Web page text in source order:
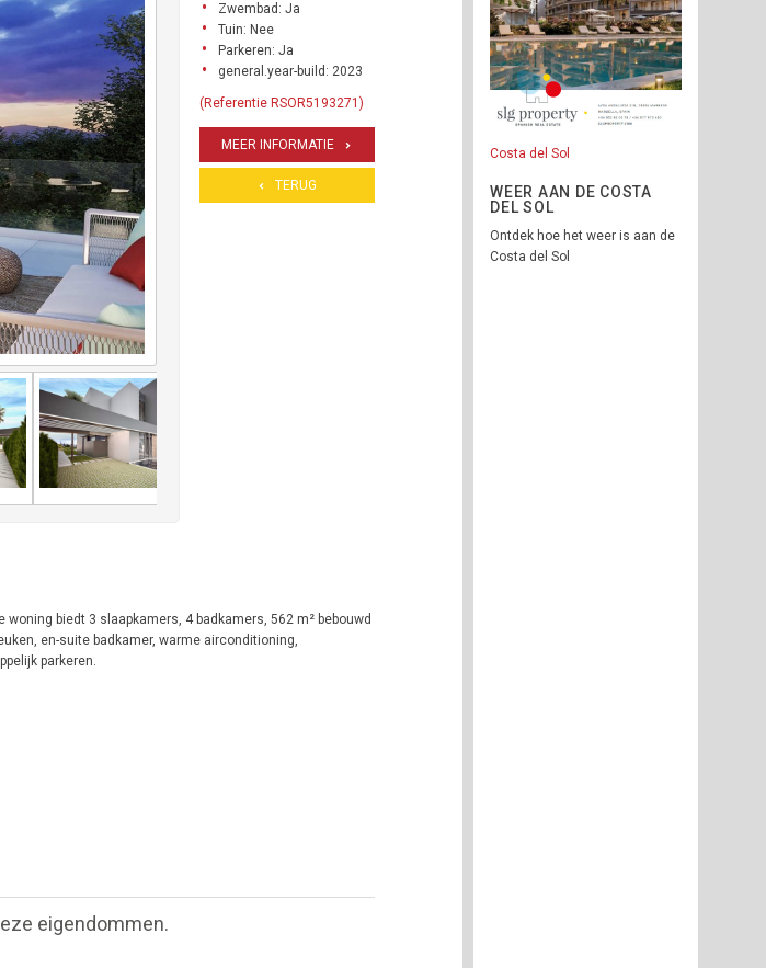
Zwembad: Ja
Tuin: Nee
Parkeren: Ja
general.year-build: 2023
(Referentie RSOR5193271)
MEER INFORMATIE
TERUG
biedt 3 slaapkamers, 4 badkamers, 562 m² bebouwd
en-suite badkamer, warme airconditioning,
parkeren.
eigendommen.
Costa del Sol
WEER AAN DE COSTA
DEL SOL
Ontdek hoe het weer is aan de
Costa del Sol